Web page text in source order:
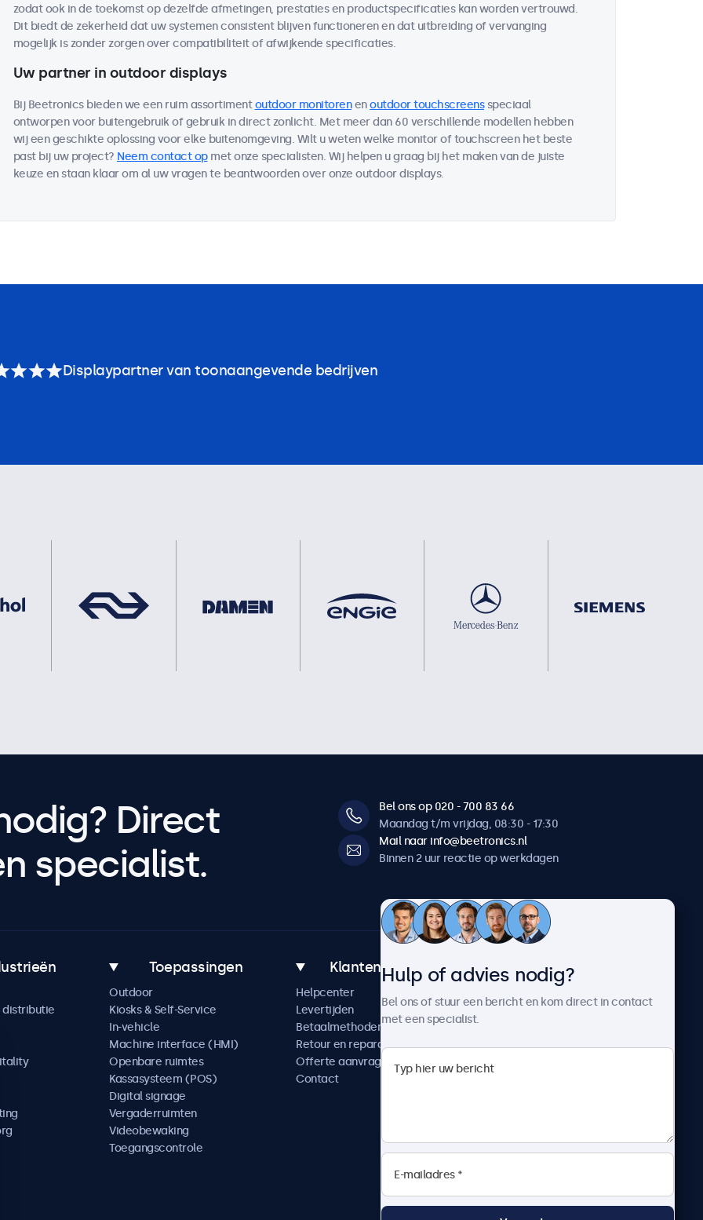
zodat ook in de toekomst op dezelfde afmetingen, prestaties en productspecificaties kan worden vertrouwd.
Dit biedt de zekerheid dat uw systemen consistent blijven functioneren en dat uitbreiding of vervanging
mogelijk is zonder zorgen over compatibiliteit of afwijkende specificaties.
Uw partner in outdoor displays
Bij Beetronics bieden we een ruim assortimentoutdoor monitorenenoutdoor touchscreensspeciaal
ontworpen voor buitengebruik of gebruik in direct zonlicht. Met meer dan 60 verschillende modellen hebben
wij een geschikte oplossing voor elke buitenomgeving. Wilt u weten welke monitor of touchscreen het beste
past bij uw project? Neem contact opmet onze specialisten. Wij helpen u graag bij het maken van de juiste
keuze en staan klaar om al uw vragen te beantwoorden over onze outdoor displays.
Displaypartner van toonaangevende bedrijven
Direct
specialist.
Bel ons op 020 - 700 83 66
Maandag t/m vrijdag, 08:30 - 17:30
Mail naar info@beetronics.nl
Binnen 2 uur reactie op werkdagen
distributie
Toepassingen
Outdoor
Kiosks & Self-Service
In-vehicle
Machine interface (HMI)
Openbare ruimtes
Kassasysteem (POS)
Digital signage
Vergaderruimten
Videobewaking
Toegangscontrole
Klantenservice
Helpcenter
Levertijden
Betaalmethoden
Retour en reparatie
Offerte aanvragen
Contact
Over Beetronics
Nieuws en updates
Werken bij Beetronics
Algemene voorwaarden
Hulp of advies nodig?
Bel ons of stuur een bericht en kom direct in contact
met een specialist.